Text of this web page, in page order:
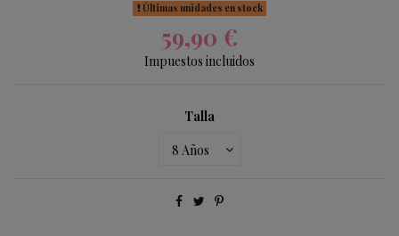
Últimas unidades en stock
59,90 €
Impuestos incluidos
Talla